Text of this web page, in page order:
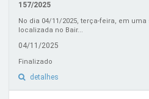
157/2025
No dia 04/11/2025, terça-feira, em
localizada no Bair...
04/11/2025
Finalizado
detalhes